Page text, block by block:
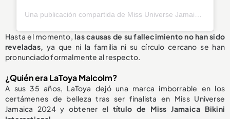
Hasta el momento,las causas de su fallecimientono han sido
reveladas, ya que ni la familia ni su círculo cercano se han
pronunciado formalmente al respecto.
¿Quién era LaToya Malcolm?
A sus 35 años, LaToya dejó una marca imborrable en los
certámenes de belleza tras ser finalista en Miss Universe
Jamaica 2024 y obtener el título de Miss Jamaica Bikini